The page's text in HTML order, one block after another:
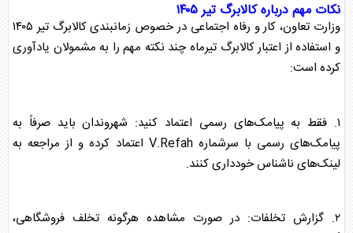
نکات مهم دربارهکالابرگ تیر ۱۴۰۵
وزارت تعاون، کار و رفاه اجتماعی در خصوص زمانبندیکالابرگ
تیر ۱۴۰۵
و استفاده از اعتبارکالابرگ تیرماه چند نکته مهم را به مشمولان یادآوری
کرده است:
۱. فقط به پیامک‌های رسمی اعتماد کنید: شهروندان باید صرفاً به
پیامک‌های رسمی با سرشماره V.Refah اعتماد کرده و از مراجعه به
لینک‌های ناشناس خودداری کنند.
۲. گزارش تخلفات: در صورت مشاهده هرگونه تخلف فروشگاهی،